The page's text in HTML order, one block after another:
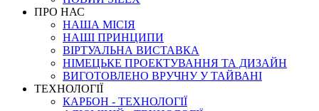
ПРО НАС
НАША МICIЯ
НАШI ПРИНЦИПИ
ВIРТУАЛЬНА ВИСТАВКА
НІМЕЦЬКЕ ПРОЕКТУВАННЯ ТА ДИЗАЙН
ВИГОТОВЛЕНО ВРУЧНУ У ТАЙВАНІ
ТЕХНОЛОГІЇ
КАРБОН - ТЕХНОЛОГІЇ